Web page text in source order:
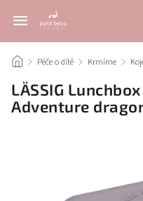
/ Péče o dítě / Krmíme /
LÄSSIG
Adventure